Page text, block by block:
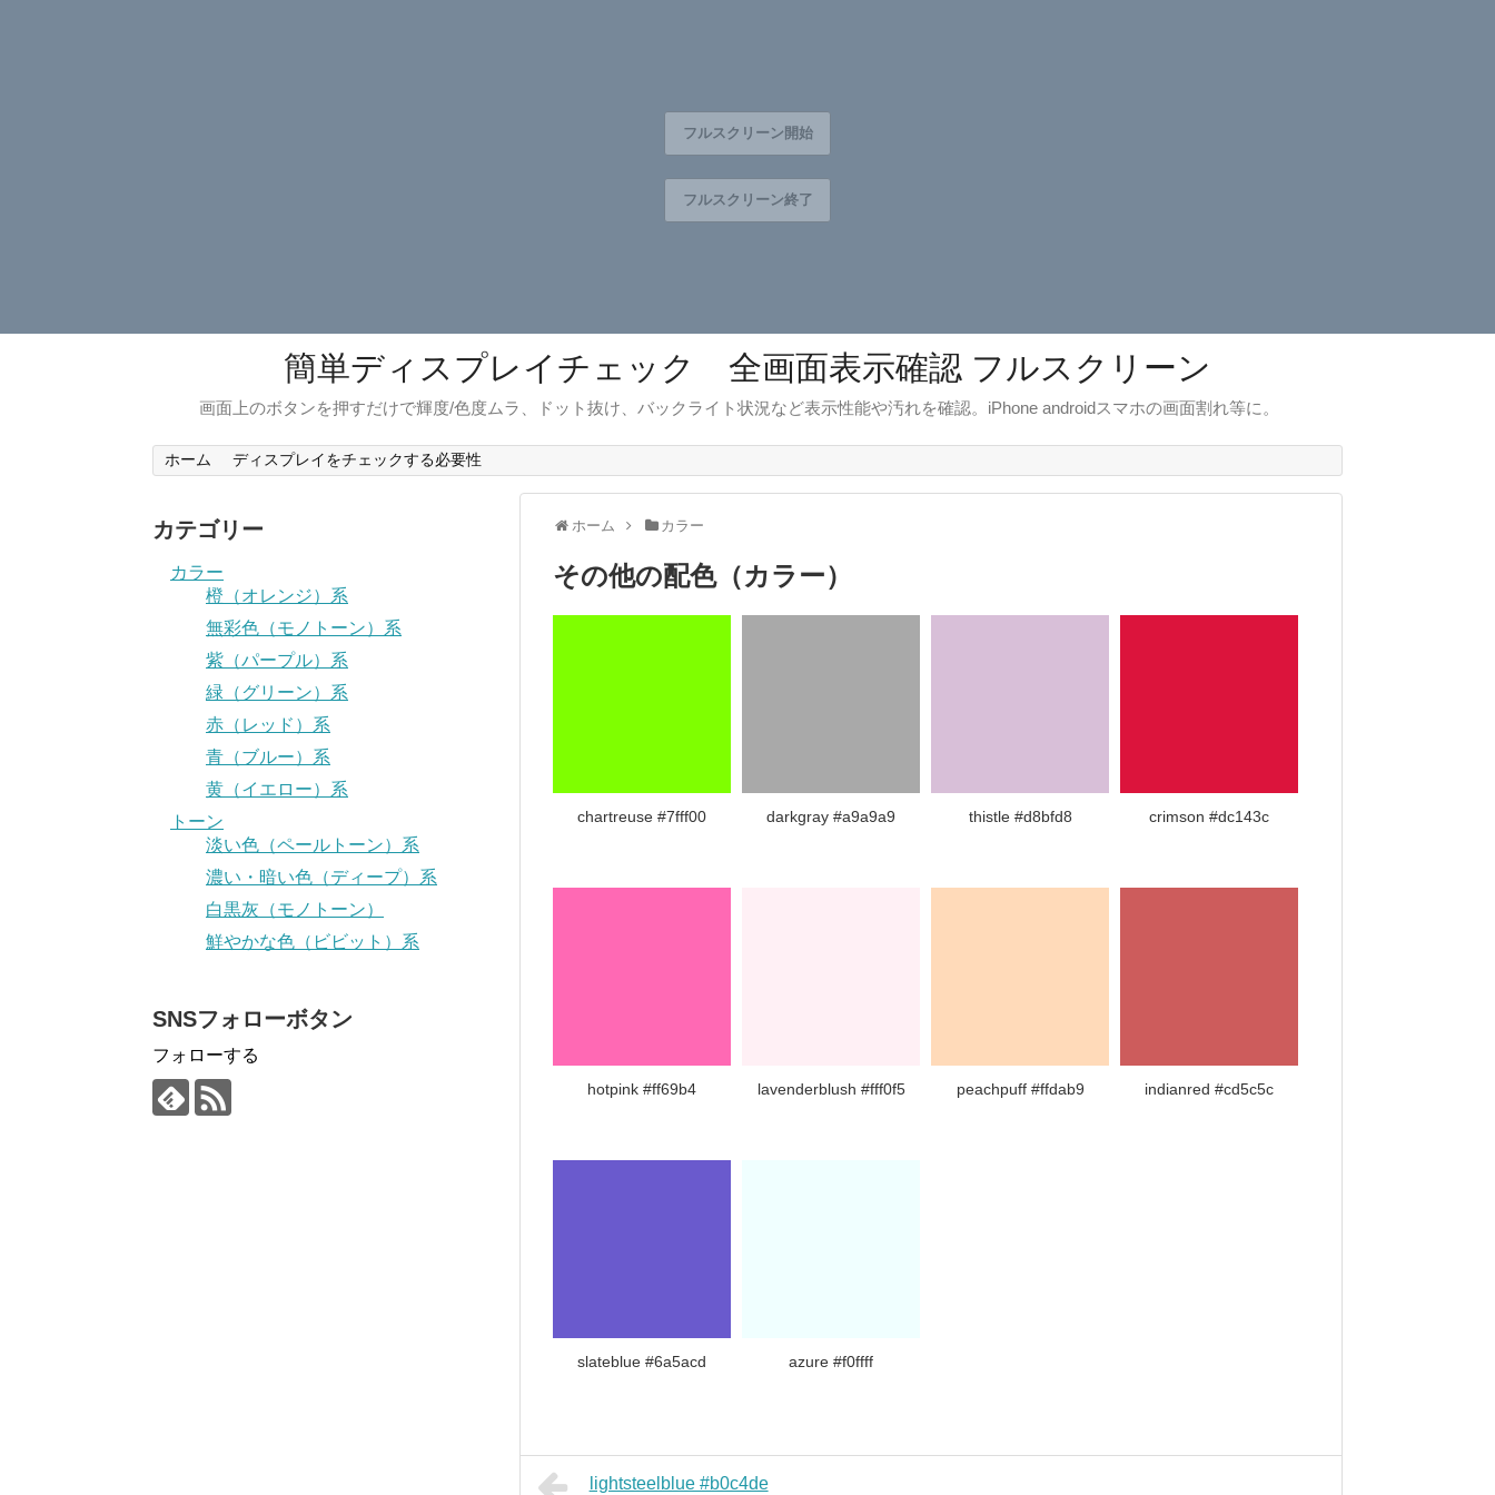
簡単ディスプレイチェック 全画面表示確認 フルスクリーン
画面上のボタンを押すだけで輝度/色度ムラ、ドット抜け、バックライト状況など表示性能や汚れを確認。iPhone androidスマホの画面割れ等に。
ホーム ディスプレイをチェックする必要性
ホーム カラー
その他の配色（カラー）
chartreuse #7fff00 darkgray #a9a9a9 thistle #d8bfd8 crimson #dc143c
hotpink #ff69b4 lavenderblush #fff0f5 peachpuff #ffdab9 indianred #cd5c5c
slateblue #6a5acd azure #f0ffff
lightsteelblue #b0c4de
カテゴリー
カラー
橙（オレンジ）系
無彩色（モノトーン）系
紫（パープル）系
緑（グリーン）系
赤（レッド）系
青（ブルー）系
黄（イエロー）系
トーン
淡い色（ペールトーン）系
濃い・暗い色（ディープ）系
白黒灰（モノトーン）
鮮やかな色（ビビット）系
SNSフォローボタン
フォローする